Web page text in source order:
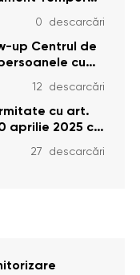
(Adulte) din s.
mai 2026
0 descarcări
up Centrul de
cu
(11 iunie
12 descarcări
cu art.
aprilie 2025 cu
şi art. 26 din
27 descarcări